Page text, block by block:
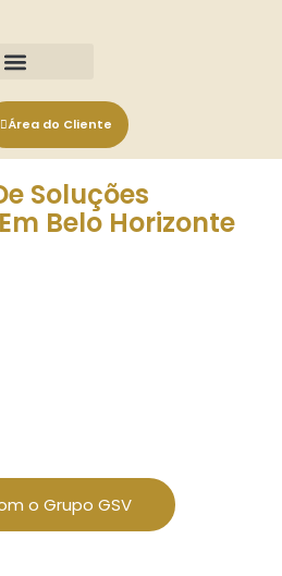
Área do Cliente
Soluções
Belo Horizonte
o Grupo GSV